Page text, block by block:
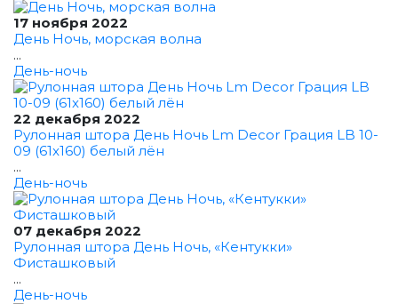
17 ноября 2022
День Ночь, морская волна
...
День-ночь
22 декабря 2022
Рулонная штора День Ночь Lm Decor Грация LB 10-
09 (61x160) белый лён
...
День-ночь
07 декабря 2022
Рулонная штора День Ночь, «Кентукки»
Фисташковый
...
День-ночь